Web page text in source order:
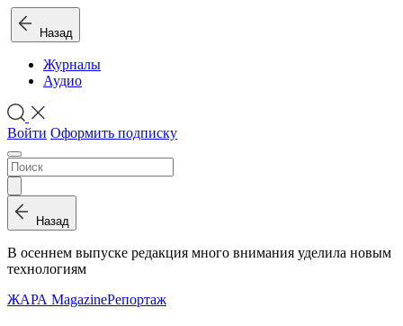
Назад
Журналы
Аудио
Войти Оформить подписку
Назад
В осеннем выпуске редакция много внимания уделила новым
технологиям
ЖАРА MagazineРепортаж